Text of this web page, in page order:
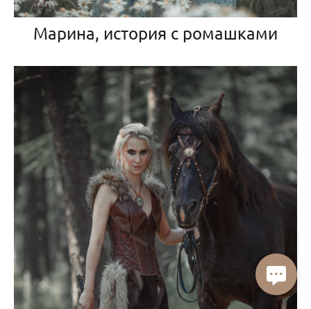
Марина, история с ромашками